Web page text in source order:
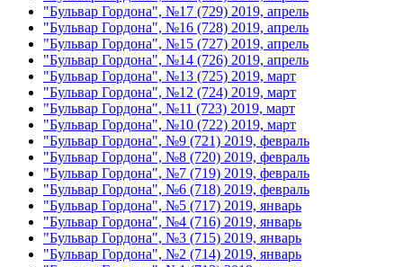
"Бульвар Гордона", №17 (729) 2019, апрель
"Бульвар Гордона", №16 (728) 2019, апрель
"Бульвар Гордона", №15 (727) 2019, апрель
"Бульвар Гордона", №14 (726) 2019, апрель
"Бульвар Гордона", №13 (725) 2019, март
"Бульвар Гордона", №12 (724) 2019, март
"Бульвар Гордона", №11 (723) 2019, март
"Бульвар Гордона", №10 (722) 2019, март
"Бульвар Гордона", №9 (721) 2019, февраль
"Бульвар Гордона", №8 (720) 2019, февраль
"Бульвар Гордона", №7 (719) 2019, февраль
"Бульвар Гордона", №6 (718) 2019, февраль
"Бульвар Гордона", №5 (717) 2019, январь
"Бульвар Гордона", №4 (716) 2019, январь
"Бульвар Гордона", №3 (715) 2019, январь
"Бульвар Гордона", №2 (714) 2019, январь